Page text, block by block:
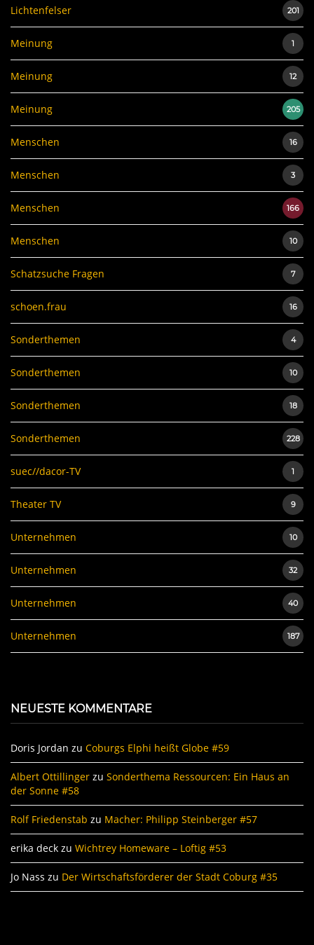
Lichtenfelser 201
Meinung 1
Meinung 12
Meinung 205
Menschen 16
Menschen 3
Menschen 166
Menschen 10
Schatzsuche Fragen 7
schoen.frau 16
Sonderthemen 4
Sonderthemen 10
Sonderthemen 18
Sonderthemen 228
suec//dacor-TV 1
Theater TV 9
Unternehmen 10
Unternehmen 32
Unternehmen 40
Unternehmen 187
NEUESTE KOMMENTARE
Doris Jordan zu Coburgs Elphi heißt Globe #59
Albert Ottillinger zu Sonderthema Ressourcen: Ein Haus an
der Sonne #58
Rolf Friedenstab zu Macher: Philipp Steinberger #57
erika deck zu Wichtrey Homeware – Loftig #53
Jo Nass zu Der Wirtschaftsförderer der Stadt Coburg #35